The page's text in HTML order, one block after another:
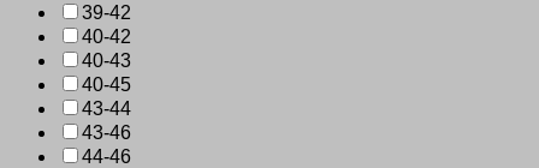
39-42
40-42
40-43
40-45
43-44
43-46
44-46